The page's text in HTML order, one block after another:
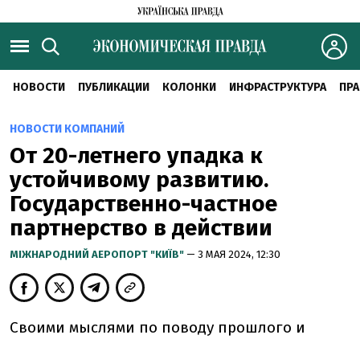
НОВОСТИ ПУБЛИКАЦИИ КОЛОНКИ ИНФРАСТРУКТУРА
НОВОСТИ КОМПАНИЙ
От 20-летнего упадка к
устойчивому развитию.
Государственно-частное
партнерство в действии
МІЖНАРОДНИЙ АЕРОПОРТ "КИЇВ" — 3 МАЯ 2024, 12:30
Своими мыслями по поводу прошлого и